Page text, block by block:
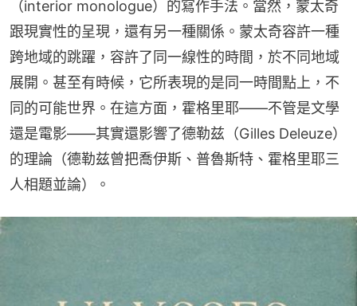
（interior monologue）的寫作手法。當然，蒙太奇
跟現實性的呈現，還有另一種關係。蒙太奇容許一種
跨地域的跳躍，容許了同一線性的時間，於不同地域
展開。甚至有時候，它所表現的是同一時間點上，不
同的可能世界。在這方面，霍格里耶——不管是文學
還是電影——其實還影響了德勒兹（Gilles Deleuze）
的理論（德勒兹曾把喬伊斯、普魯斯特、霍格里耶三
人相題並論）。